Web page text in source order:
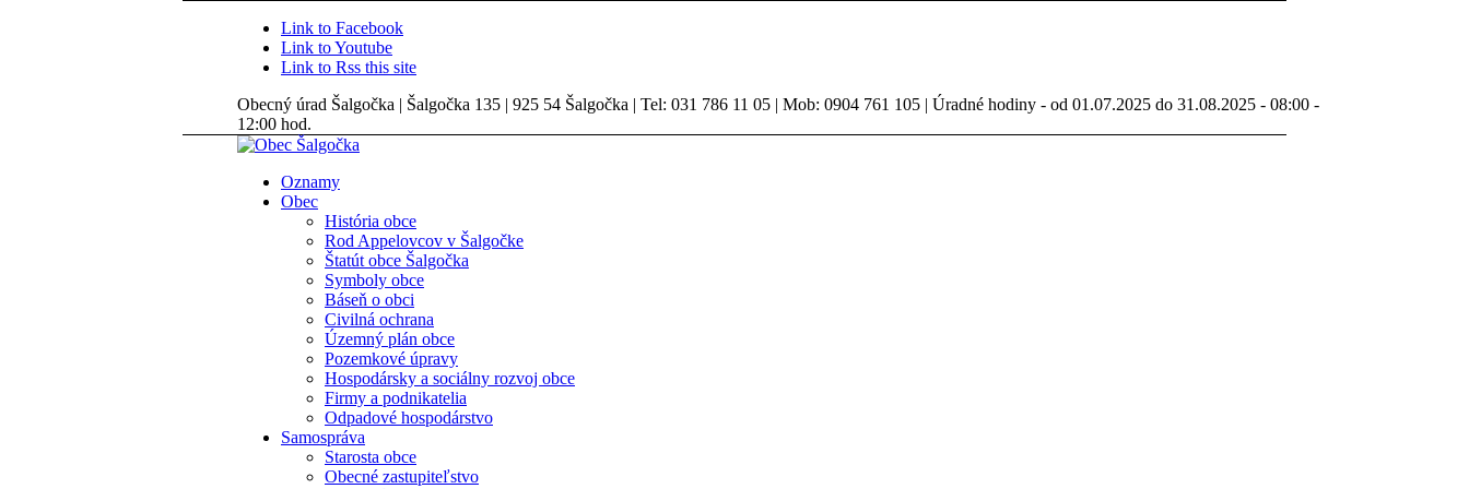
Link to Facebook
Link to Youtube
Link to Rss this site
Obecný úrad Šalgočka | Šalgočka 135 | 925 54 Šalgočka | Tel: 031 786 11 05 | Mob: 0904 761 105 | Úradné hodiny - od 01.07.2025 do 31.08.2025 - 08:00 -
12:00 hod.
Oznamy
Obec
História obce
Rod Appelovcov v Šalgočke
Štatút obce Šalgočka
Symboly obce
Báseň o obci
Civilná ochrana
Územný plán obce
Pozemkové úpravy
Hospodársky a sociálny rozvoj obce
Firmy a podnikatelia
Odpadové hospodárstvo
Samospráva
Starosta obce
Obecné zastupiteľstvo